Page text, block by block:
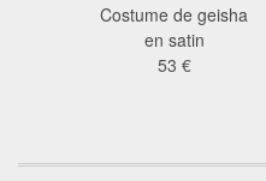
Costume de geisha
en satin
53 €